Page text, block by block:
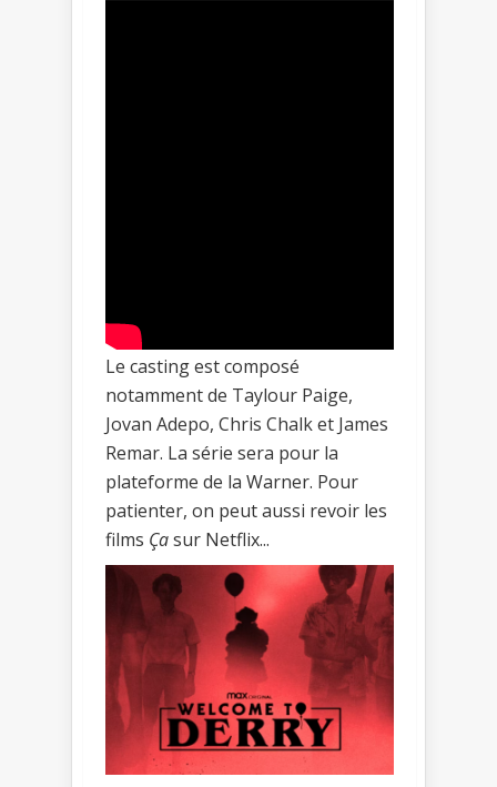
Le casting est composé
notamment de Taylour Paige,
Jovan Adepo, Chris Chalk et James
Remar. La série sera pour la
plateforme de la Warner. Pour
patienter, on peut aussi revoir les
films Çasur Netflix...